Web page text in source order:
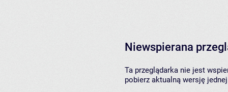
Niewspierana
Ta przeglądarka nie jest
pobierz aktualną wersję